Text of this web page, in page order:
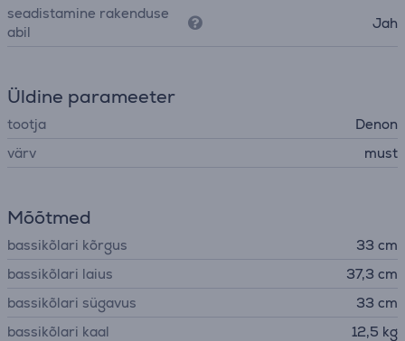
seadistamine rakenduse
abil
Jah
Üldine parameeter
tootja
Denon
värv
must
Mõõtmed
bassikõlari kõrgus
33 cm
bassikõlari laius
37,3 cm
bassikõlari sügavus
33 cm
bassikõlari kaal
12,5 kg